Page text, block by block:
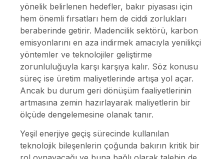
yönelik belirlenen hedefler, bakır piyasası için
hem önemli fırsatları hem de ciddi zorlukları
beraberinde getirir. Madencilik sektörü, karbon
emisyonlarını en aza indirmek amacıyla yenilikçi
yöntemler ve teknolojiler geliştirme
zorunluluğuyla karşı karşıya kalır. Söz konusu
süreç ise üretim maliyetlerinde artışa yol açar.
Ancak bu durum geri dönüşüm faaliyetlerinin
artmasına zemin hazırlayarak maliyetlerin bir
ölçüde dengelemesine olanak tanır.
Yeşil enerjiye geçiş sürecinde kullanılan
teknolojik bileşenlerin çoğunda bakırın kritik bir